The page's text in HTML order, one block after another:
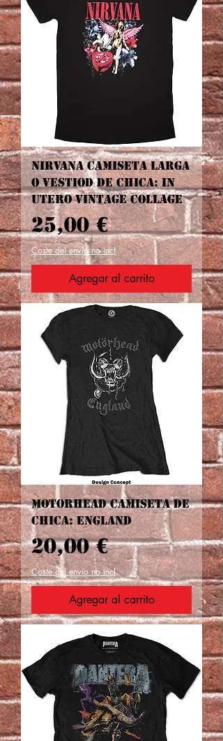
Nirvana CAMISETA LARGA
O VESTIOD DE CHICA: In
Utero Vintage Collage
Precio
25,00 €
Coste del envío no incl
Agregar al carrito
Motorhead CAMISETA DE
CHICA: England
Precio
20,00 €
Coste del envío no incl
Agregar al carrito